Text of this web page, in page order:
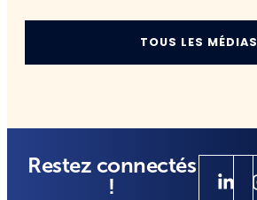
TOUS LES MÉDIAS
Restez connectés
!